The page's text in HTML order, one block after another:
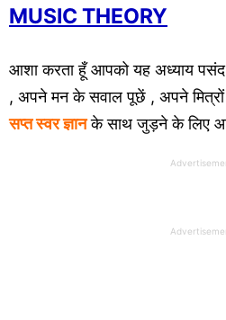
MUSIC THEORY
आशा करता हूँ आपको यह अध्याय
, अपने मन के सवाल पूछें , अपने
सप्त स्वर ज्ञानके साथ जुड़ने के लिए